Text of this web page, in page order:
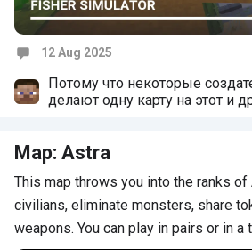
12 Aug 2025
Потому что некоторые
делают одну карту на этот и
Map: Astra
This map throws you into the ranks of
civilians, eliminate monsters, share
weapons. You can play in pairs or in